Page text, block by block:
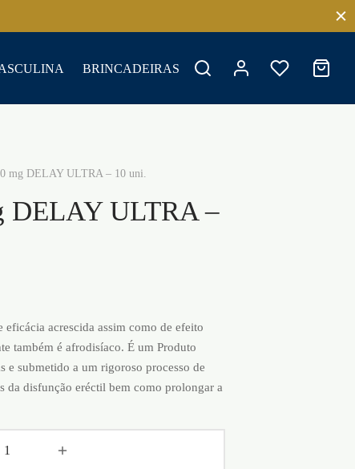
BRINCADEIRAS
mg DELAY ULTRA – 10 uni.
DELAY ULTRA –
acrescida assim como de efeito
também é afrodisíaco. É um Produto
e submetido a um rigoroso processo de
da disfunção eréctil bem como prolongar a